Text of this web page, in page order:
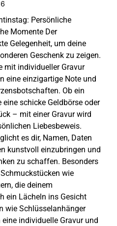
Persönliche
Momente Der
Gelegenheit, um deine
Geschenk zu zeigen.
mit individueller Gravur
eine einzigartige Note und
Ob ein
schicke Geldbörse oder
– mit einer Gravur wird
Liebesbeweis.
es dir, Namen, Daten
kunstvoll einzubringen und
zu schaffen. Besonders
wie
die deinem
ein Lächeln ins Gesicht
wie Schlüsselanhänger
individuelle Gravur und